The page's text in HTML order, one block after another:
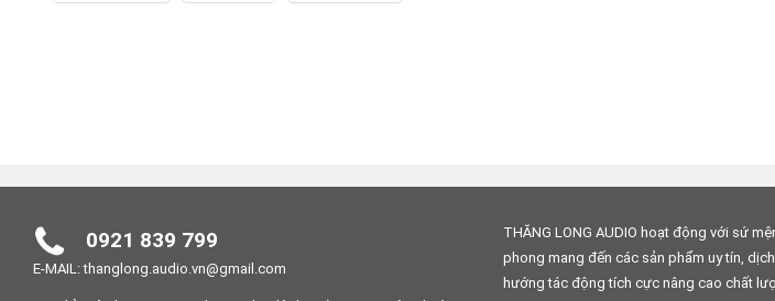
0921 839 799
E-MAIL: thanglong.audio.vn@gmail.com
THĂNG LONG AUDIO hoạt động với sứ
phong mang đến các sản phẩm uy tín,
hướng tác động tích cực nâng cao chất